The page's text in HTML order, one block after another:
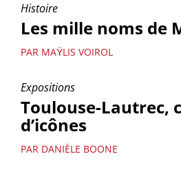
Histoire
Les mille noms de
PAR MAŸLIS VOIROL
Expositions
Toulouse-Lautrec,
d’icônes
PAR DANIÈLE BOONE